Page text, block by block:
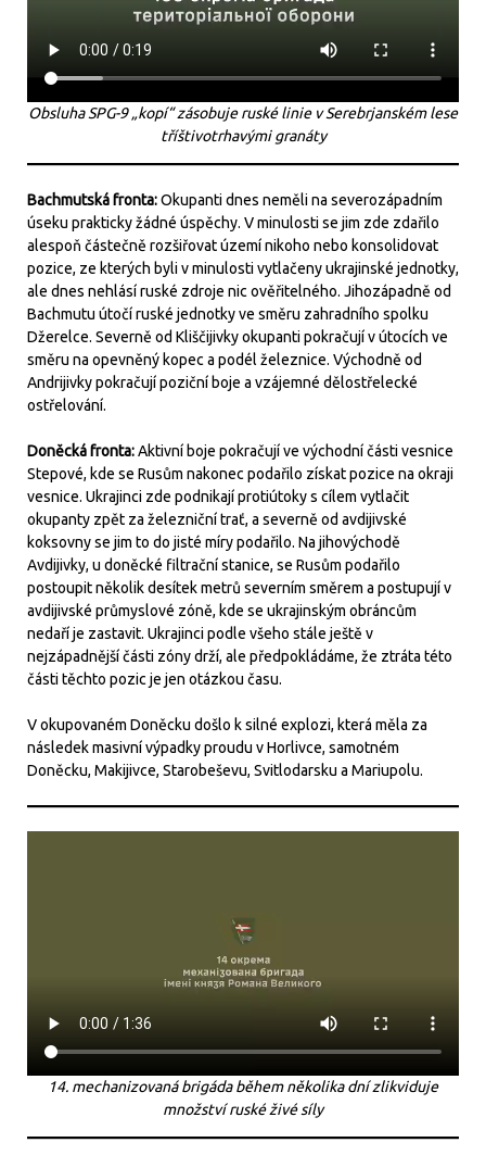
Obsluha SPG-9 „kopí“ zásobuje ruské linie v Serebrjanském lese
tříštivotrhavými granáty
Bachmutská fronta:Okupanti dnes neměli na severozápadním
úseku prakticky žádné úspěchy. V minulosti se jim zde zdařilo
alespoň částečně rozšiřovat území nikoho nebo konsolidovat
pozice, ze kterých byli v minulosti vytlačeny ukrajinské jednotky,
ale dnes nehlásí ruské zdroje nic ověřitelného. Jihozápadně od
Bachmutu útočí ruské jednotky ve směru zahradního spolku
Džerelce. Severně od Kliščijivky okupanti pokračují v útocích ve
směru na opevněný kopec a podél železnice. Východně od
Andrijivky pokračují poziční boje a vzájemné dělostřelecké
ostřelování.
Doněcká fronta:Aktivní boje pokračují ve východní části vesnice
Stepové, kde se Rusům nakonec podařilo získat pozice na okraji
vesnice. Ukrajinci zde podnikají protiútoky s cílem vytlačit
okupanty zpět za železniční trať, a severně od avdijivské
koksovny se jim to do jisté míry podařilo. Na jihovýchodě
Avdijivky, u doněcké filtrační stanice, se Rusům podařilo
postoupit několik desítek metrů severním směrem a postupují v
avdijivské průmyslové zóně, kde se ukrajinským obráncům
nedaří je zastavit. Ukrajinci podle všeho stále ještě v
nejzápadnější části zóny drží, ale předpokládáme, že ztráta této
části těchto pozic je jen otázkou času.
V okupovaném Doněcku došlo k silné explozi, která měla za
následek masivní výpadky proudu v Horlivce, samotném
Doněcku, Makijivce, Starobeševu, Svitlodarsku a Mariupolu.
14. mechanizovaná brigáda během několika dní zlikviduje
množství ruské živé síly